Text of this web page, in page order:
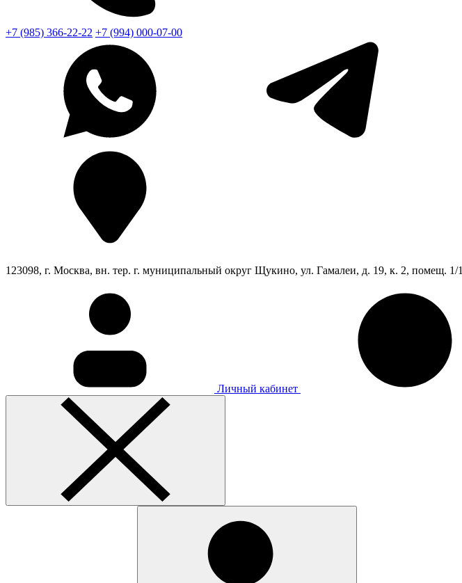
+7 (985) 366-22-22 +7 (994) 000-07-00
123098, г. Москва, вн. тер. г. муниципальный округ Щукино, ул. Гамалеи, д. 19, к. 2, помещ. 1/1
Личный кабинет